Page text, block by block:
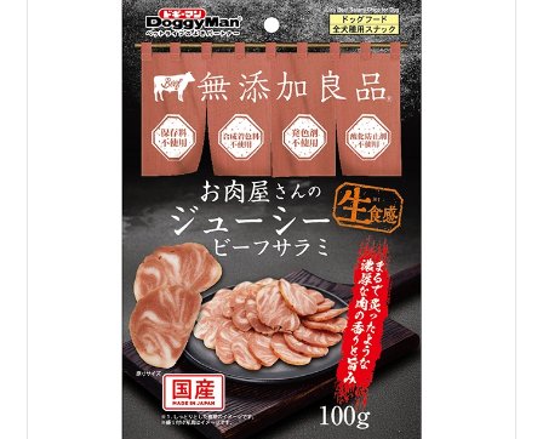
サイトマップ English